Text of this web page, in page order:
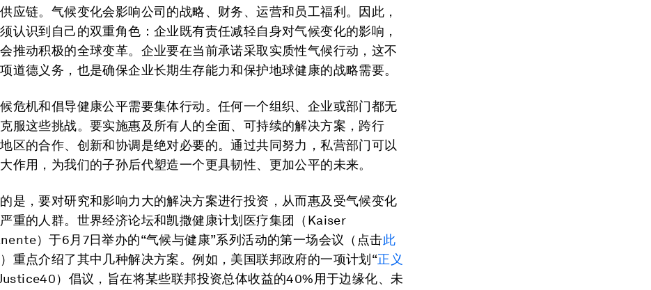
应链。气候变化会影响公司的战略、财务、运营和员工福利。因此，
认识到自己的双重角色：企业既有责任减轻自身对气候变化的影响，
推动积极的全球变革。企业要在当前承诺采取实质性气候行动，这不
道德义务，也是确保企业长期生存能力和保护地球健康的战略需要。
危机和倡导健康公平需要集体行动。任何一个组织、企业或部门都无
服这些挑战。要实施惠及所有人的全面、可持续的解决方案，跨行
区的合作、创新和协调是绝对必要的。通过共同努力，私营部门可以
作用，为我们的子孙后代塑造一个更具韧性、更加公平的未来。
是，要对研究和影响力大的解决方案进行投资，从而惠及受气候变化
重的人群。世界经济论坛和凯撒健康计划医疗集团（Kaiser
）于6月7日举办的“气候与健康”系列活动的第一场会议（点击此
重点介绍了其中几种解决方案。例如，美国联邦政府的一项计划“正义
）倡议，旨在将某些联邦投资总体收益的40%用于边缘化、未